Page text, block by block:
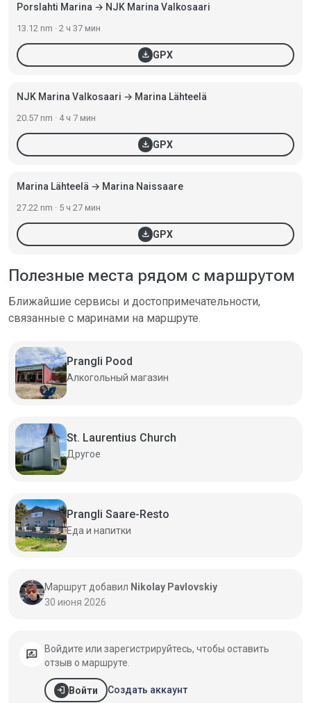
Porslahti Marina → NJK Marina Valkosaari
13.12 nm · 2 ч 37 мин
download GPX
NJK Marina Valkosaari → Marina Lähteelä
20.57 nm · 4 ч 7 мин
download GPX
Marina Lähteelä → Marina Naissaare
27.22 nm · 5 ч 27 мин
download GPX
Полезные места рядом с маршрутом
Ближайшие сервисы и достопримечательности,
связанные с маринами на маршруте.
Prangli Pood
Алкогольный магазин
St. Laurentius Church
Другое
Prangli Saare-Resto
Еда и напитки
Маршрут добавил Nikolay Pavlovskiy
30 июня 2026
rate_review
Войдите или зарегистрируйтесь, чтобы оставить
отзыв о маршруте.
login Войти Создать аккаунт